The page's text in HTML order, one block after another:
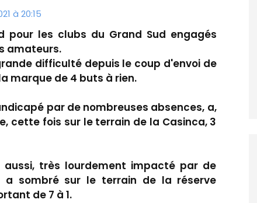
à 20:15
pour les clubs du Grand Sud engagés
amateurs.
difficulté depuis le coup d'envoi de
marque de 4 buts à rien.
par de nombreuses absences, a,
cette fois sur le terrain de la Casinca, 3
aussi, très lourdement impacté par de
a sombré sur le terrain de la réserve
de 7 à 1.